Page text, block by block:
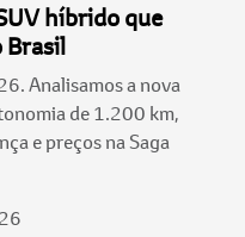
híbrido que
Analisamos a nova
de 1.200 km,
e preços na Saga